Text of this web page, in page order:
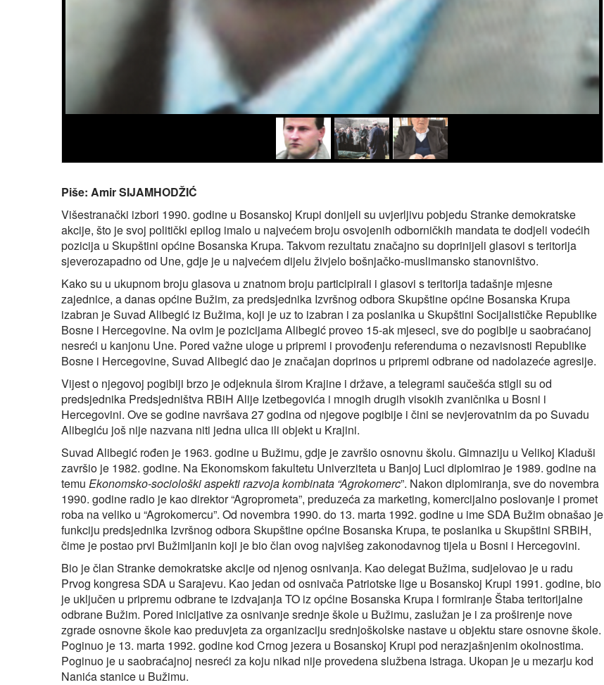
Piše: Amir SIJAMHODŽIĆ
Višestranački izbori 1990. godine u Bosanskoj Krupi donijeli su uvjerljivu pobjedu Stranke demokratske
akcije, što je svoj politički epilog imalo u najvećem broju osvojenih odborničkih mandata te dodjeli vodećih
pozicija u Skupštini općine Bosanska Krupa. Takvom rezultatu značajno su doprinijeli glasovi s teritorija
sjeverozapadno od Une, gdje je u najvećem dijelu živjelo bošnjačko-muslimansko stanovništvo.
Kako su u ukupnom broju glasova u znatnom broju participirali i glasovi s teritorija tadašnje mjesne
zajednice, a danas općine Bužim, za predsjednika Izvršnog odbora Skupštine općine Bosanska Krupa
izabran je Suvad Alibegić iz Bužima, koji je uz to izabran i za poslanika u Skupštini Socijalističke Republike
Bosne i Hercegovine. Na ovim je pozicijama Alibegić proveo 15-ak mjeseci, sve do pogibije u saobraćanoj
nesreći u kanjonu Une. Pored važne uloge u pripremi i provođenju referenduma o nezavisnosti Republike
Bosne i Hercegovine, Suvad Alibegić dao je značajan doprinos u pripremi odbrane od nadolazeće agresije.
Vijest o njegovoj pogibiji brzo je odjeknula širom Krajine i države, a telegrami saučešća stigli su od
predsjednika Predsjedništva RBiH Alije Izetbegovića i mnogih drugih visokih zvaničnika u Bosni i
Hercegovini. Ove se godine navršava 27 godina od njegove pogibije i čini se nevjerovatnim da po Suvadu
Alibegiću još nije nazvana niti jedna ulica ili objekt u Krajini.
Suvad Alibegić rođen je 1963. godine u Bužimu, gdje je završio osnovnu školu. Gimnaziju u Velikoj Kladuši
završio je 1982. godine. Na Ekonomskom fakultetu Univerziteta u Banjoj Luci diplomirao je 1989. godine na
temu Ekonomsko-sociološki aspekti razvoja kombinata “Agrokomerc”. Nakon diplomiranja, sve do novembra
1990. godine radio je kao direktor “Agroprometa”, preduzeća za marketing, komercijalno poslovanje i promet
roba na veliko u “Agrokomercu”. Od novembra 1990. do 13. marta 1992. godine u ime SDA Bužim obnašao je
funkciju predsjednika Izvršnog odbora Skupštine općine Bosanska Krupa, te poslanika u Skupštini SRBiH,
čime je postao prvi Bužimljanin koji je bio član ovog najvišeg zakonodavnog tijela u Bosni i Hercegovini.
Bio je član Stranke demokratske akcije od njenog osnivanja. Kao delegat Bužima, sudjelovao je u radu
Prvog kongresa SDA u Sarajevu. Kao jedan od osnivača Patriotske lige u Bosanskoj Krupi 1991. godine, bio
je uključen u pripremu odbrane te izdvajanja TO iz općine Bosanska Krupa i formiranje Štaba teritorijalne
odbrane Bužim. Pored inicijative za osnivanje srednje škole u Bužimu, zaslužan je i za proširenje nove
zgrade osnovne škole kao preduvjeta za organizaciju srednjoškolske nastave u objektu stare osnovne škole.
Poginuo je 13. marta 1992. godine kod Crnog jezera u Bosanskoj Krupi pod nerazjašnjenim okolnostima.
Poginuo je u saobraćajnoj nesreći za koju nikad nije provedena službena istraga. Ukopan je u mezarju kod
Nanića stanice u Bužimu.